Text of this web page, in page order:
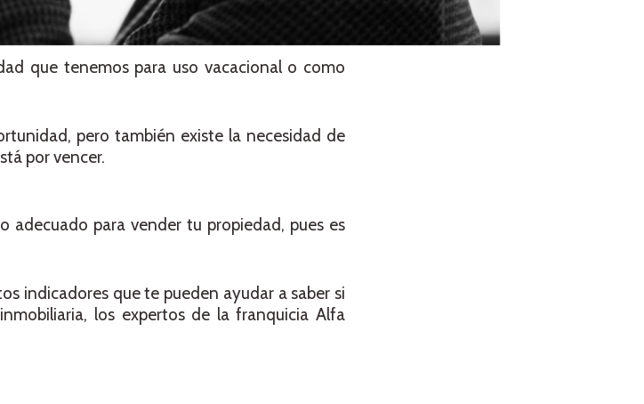
que tenemos para uso vacacional o como
pero también existe la necesidad de
por vencer.
adecuado para vender tu propiedad, pues es
indicadores que te pueden ayudar a saber si
los expertos de la franquicia Alfa